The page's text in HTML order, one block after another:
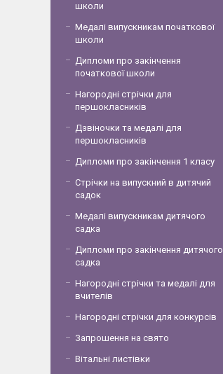
школи
Медалі випускникам початкової
школи
Дипломи про закінчення
початкової школи
Нагородні стрічки для
першокласників
Дзвіночки та медалі для
першокласників
Дипломи про закінчення 1 класу
Стрічки на випускний в дитячий
садок
Медалі випускникам дитячого
садка
Дипломи про закінчення дитячого
садка
Нагородні стрічки та медалі для
вчителів
Нагородні стрічки для конкурсів
Запрошення на свято
Вітальні листівки